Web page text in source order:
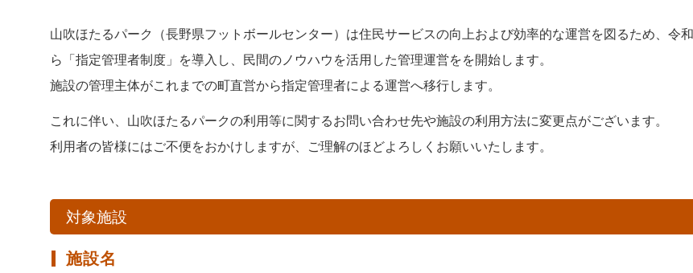
山吹ほたるパーク（長野県フットボールセンター）は住民サービスの向上および効率的な運営を図るため、令
ら「指定管理者制度」を導入し、民間のノウハウを活用した管理運営をを開始します。
施設の管理主体がこれまでの町直営から指定管理者による運営へ移行します。
これに伴い、山吹ほたるパークの利用等に関するお問い合わせ先や施設の利用方法に変更点がございます。
利用者の皆様にはご不便をおかけしますが、ご理解のほどよろしくお願いいたします。
対象施設
施設名